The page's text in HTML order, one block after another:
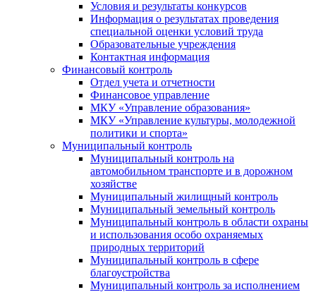
Условия и результаты конкурсов
Информация о результатах проведения
специальной оценки условий труда
Образовательные учреждения
Контактная информация
Финансовый контроль
Отдел учета и отчетности
Финансовое управление
МКУ «Управление образования»
МКУ «Управление культуры, молодежной
политики и спорта»
Муниципальный контроль
Муниципальный контроль на
автомобильном транспорте и в дорожном
хозяйстве
Муниципальный жилищный контроль
Муниципальный земельный контроль
Муниципальный контроль в области охраны
и использования особо охраняемых
природных территорий
Муниципальный контроль в сфере
благоустройства
Муниципальный контроль за исполнением